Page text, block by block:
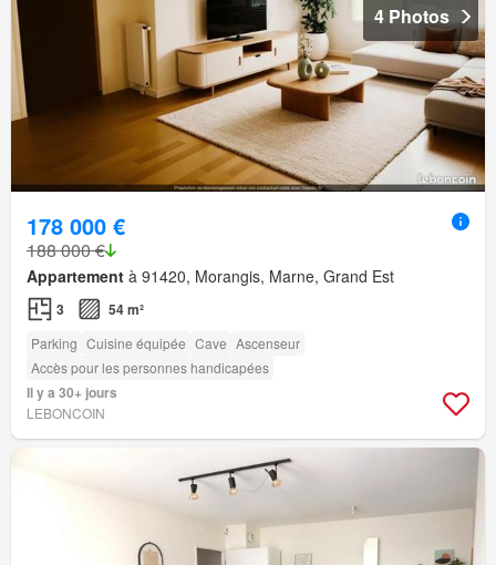
4 Photos
178 000 €
188 000 €
Appartement à 91420, Morangis, Marne, Grand Est
3 54 m²
Parking Cuisine équipée Cave Ascenseur
Accès pour les personnes handicapées
Il y a 30+ jours
LEBONCOIN